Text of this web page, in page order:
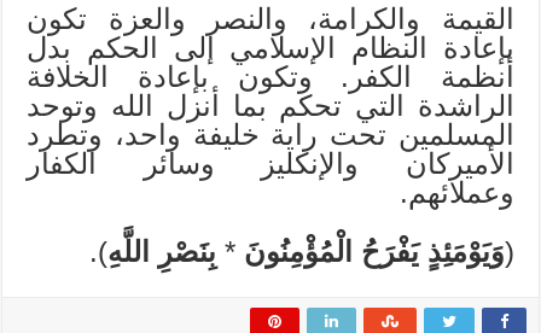
القيمة والكرامة، والنصر والعزة تكون
بإعادة النظام الإسلامي إلى الحكم بدل
أنظمة الكفر. وتكون بإعادة الخلافة
الراشدة التي تحكم بما أنزل الله وتوحد
المسلمين تحت راية خليفة واحد، وتطرد
الأميركان والإنكليز وسائر الكفار
وعملائهم.
(وَيَوْمَئِذٍ يَفْرَحُ الْمُؤْمِنُونَ * بِنَصْرِ اللَّهِ).